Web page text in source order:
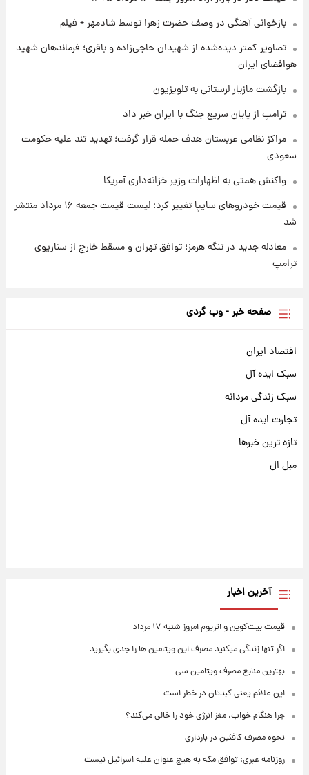
شارژ جدید کالابرگ برای سه دهک؛ جزئیات اعلام
بازخوانی آهنگی در وصف حضرت زهرا توسط شادمهر + فیلم
تصاویر کمتر دیده‌شده از شهیدان حاجی‌زاده و باقری؛ فرماندهان شهید
هوافضای ایران
بازگشت مازیار لرستانی به تلویزیون
ترامپ از پایان سریع جنگ با ایران خبر داد
مراکز نظامی عربستان هدف حمله قرار گرفت؛ تهدید تند علیه حکومت
سعودی
واکنش همتی به اظهارات وزیر خزانه‌داری آمریکا
قیمت خودروهای سایپا تغییر کرد؛ لیست قیمت جمعه ۱۶ مرداد منتشر
شد
معادله جدید در تنگه هرمز؛ توافق تهران و مسقط خارج از سناریوی
ترامپ
صفحه خبر - وب گردی
اقتصاد ایران
سبک ایده آل
سبک زندگی مردانه
تجارت ایده آل
تازه ترین خبرها
مبل ال
آخرین اخبار
قیمت بیت‌کوین و اتریوم امروز شنبه ۱۷ مرداد
اگر تنها زندگی میکنید مصرف این ویتامین ها را جدی بگیرید
بهترین منابع مصرف ویتامین سی
این علائم یعنی کبدتان در خطر است
چرا هنگام خواب، مغز انرژی خود را خالی می‌کند؟
نحوه مصرف کافئین در بارداری
روزنامه عبری: توافق مکه به هیچ عنوان علیه اسرائیل نیست